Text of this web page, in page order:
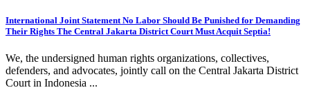
International Joint Statement No Labor Should Be Punished for Demanding
Their Rights The Central Jakarta District Court Must Acquit Septia!
We, the undersigned human rights organizations, collectives,
defenders, and advocates, jointly call on the Central Jakarta District
Court in Indonesia ...